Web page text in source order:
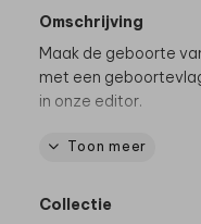
Omschrijving
Maak de geboorte
met een
in onze editor.
De kioskvlag wordt
We raden je aan om
Toon meer
Collectie